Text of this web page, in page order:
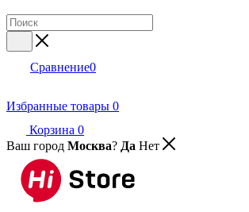
Сравнение0
Избранные товары 0
Корзина 0
Ваш город Москва? Да Нет